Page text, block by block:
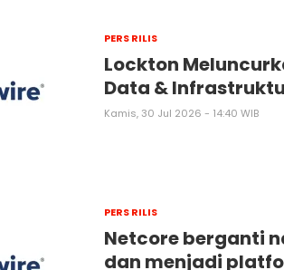
PERS RILIS
Lockton
Data &
Kamis, 30 Jul 2026 - 14:40 WIB
PERS RILIS
Netcore berganti
dan menjadi